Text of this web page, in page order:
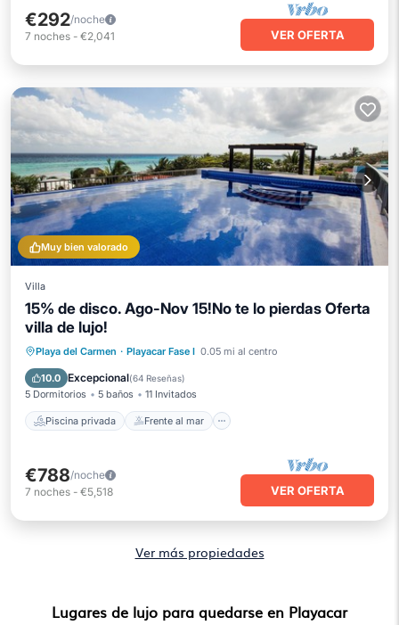
€292/noche
7 noches - €2,041 VER OFERTA
Muy bien valorado
Villa
15% de disco. Ago-Nov 15!No te lo pierdas Oferta
villa de lujo!
Playa del Carmen · Playacar Fase I 0.05 mi al centro
10.0 Excepcional(64 Reseñas)
5 Dormitorios 5 baños 11 Invitados
Piscina privada Frente al mar
Piscina privada
Frente al mar
Aparcamiento
€788/noche
7 noches - €5,518 VER OFERTA
Ver más propiedades
Lugares de lujo para quedarse en Playacar